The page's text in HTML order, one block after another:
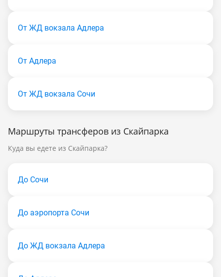
От ЖД вокзала Адлера
От Адлера
От ЖД вокзала Сочи
Маршруты трансферов из Скайпарка
Куда вы едете из Скайпарка?
До Сочи
До аэропорта Сочи
До ЖД вокзала Адлера